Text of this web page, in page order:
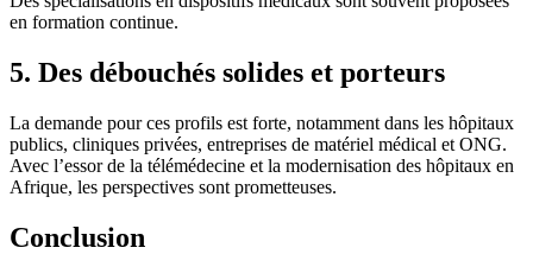
en formation continue.
5. Des débouchés solides et porteurs
La demande pour ces profils est forte, notamment dans les hôpitaux
publics, cliniques privées, entreprises de matériel médical et ONG.
Avec l’essor de la télémédecine et la modernisation des hôpitaux en
Afrique, les perspectives sont prometteuses.
Conclusion